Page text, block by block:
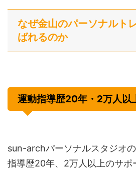
なぜ金山のパーソナルト
ばれるのか
運動指導歴20年・2万人以
sun-archパーソナルスタジオ
指導歴20年、2万人以上のサポ